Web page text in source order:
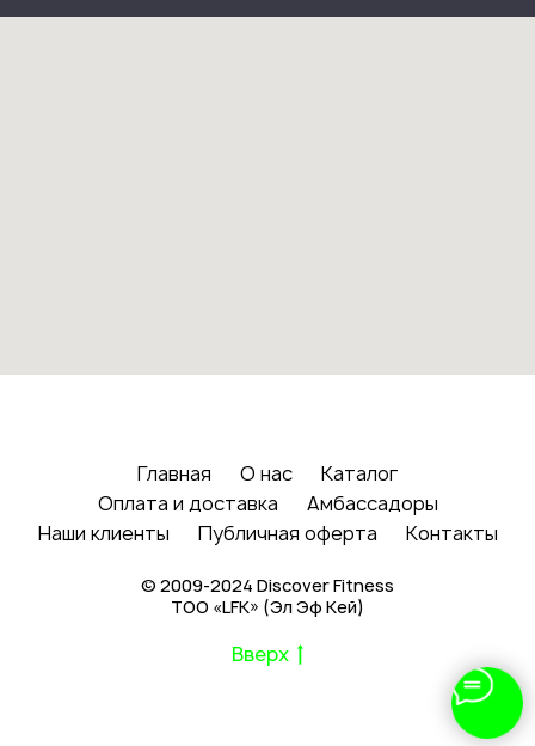
Главная О нас
Каталог
Оплата и доставка
Амбассадоры
Наши клиенты
Публичная оферта Контакты
© 2009-2024 Discover Fitness
ТОО «LFK» (Эл Эф Кей)
Вверх